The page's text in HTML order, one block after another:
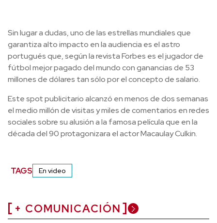
Sin lugar a dudas, uno de las estrellas mundiales que
garantiza alto impacto en la audiencia es el astro
portugués que, según la revista Forbes es el jugador de
fútbol mejor pagado del mundo con ganancias de 53
millones de dólares tan sólo por el concepto de salario.
Este spot publicitario alcanzó en menos de dos semanas
el medio millón de visitas y miles de comentarios en redes
sociales sobre su alusión a la famosa película que en la
década del 90 protagonizara el actor Macaulay Culkin.
TAGS En video
+ COMUNICACIÓN